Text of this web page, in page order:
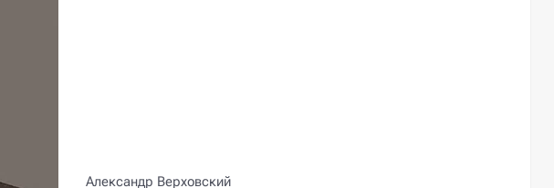
Александр Верховский